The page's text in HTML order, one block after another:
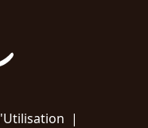
|